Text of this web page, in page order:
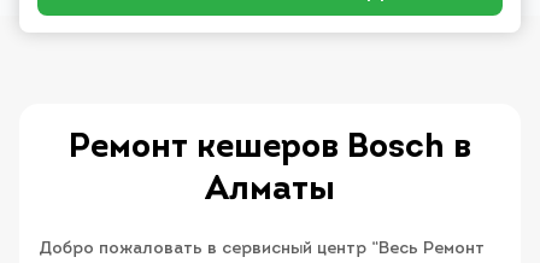
Ремонт кешеров Bosch в
Алматы
Добро пожаловать в сервисный центр “Весь Ремонт